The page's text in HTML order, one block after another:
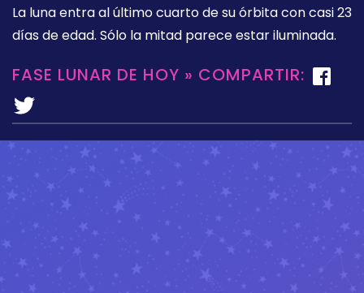
La luna entra al último cuarto de su órbita con casi 23
días de edad. Sólo la mitad parece estar iluminada.
FASE LUNAR DE HOY » COMPARTIR: